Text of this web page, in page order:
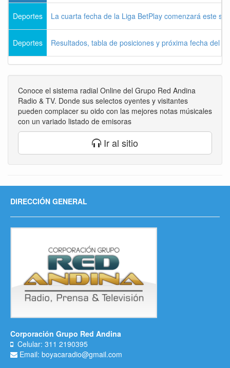
Deportes La cuarta fecha de la Liga BetPlay comenzará este
Deportes Resultados, tabla de posiciones y próxima fecha del
Conoce el sistema radial Online del Grupo Red Andina
Radio & TV. Donde sus selectos oyentes y visitantes
pueden complacer su oido con las mejores notas músicales
con un variado listado de emisoras
Ir al sitio
DIRECCIÓN GENERAL
Corporación Grupo Red Andina
Celular: 311 2190395
Email: boyacaradio@gmail.com